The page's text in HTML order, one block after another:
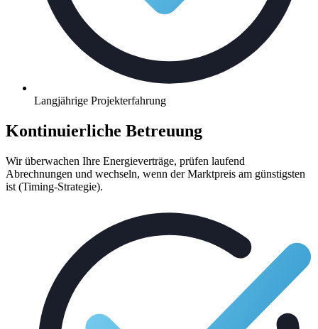
Langjährige Projekterfahrung
Kontinuierliche Betreuung
Wir überwachen Ihre Energieverträge, prüfen laufend
Abrechnungen und wechseln, wenn der Marktpreis am günstigsten
ist (Timing-Strategie).